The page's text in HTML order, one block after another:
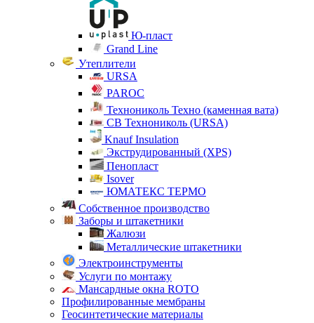
Ю-пласт
Grand Line
Утеплители
URSA
PAROC
Технониколь Техно (каменная вата)
СВ Технониколь (URSA)
Knauf Insulation
Экструдированный (XPS)
Пенопласт
Isover
ЮМАТЕКС ТЕРМО
Собственное производство
Заборы и штакетники
Жалюзи
Металлические штакетники
Электроинструменты
Услуги по монтажу
Мансардные окна ROTO
Профилированные мембраны
Геосинтетические материалы